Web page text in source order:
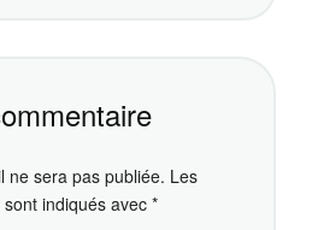
ne sera pas publiée. Les
indiqués avec*